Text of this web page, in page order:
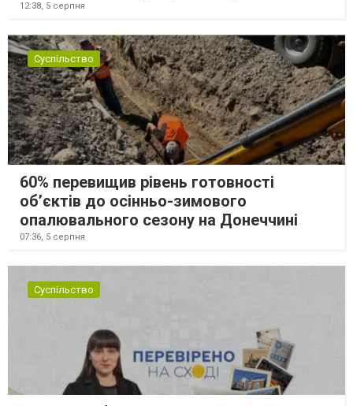
12:38, 5 серпня
Суспільство
60% перевищив рівень готовності
об’єктів до осінньо-зимового
опалювального сезону на Донеччині
07:36, 5 серпня
Суспільство